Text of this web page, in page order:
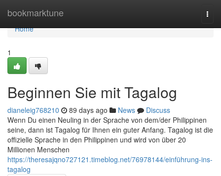
bookmarktune
Home
Home
1
Beginnen Sie mit Tagalog
dianeleig768210 89 days ago News
Discuss
Wenn Du einen Neuling in der Sprache von dem/der Philippinen
seine, dann ist Tagalog für Ihnen ein guter Anfang. Tagalog ist die
offizielle Sprache in den Philippinen und wird von über 20
Millionen Menschen
https://theresajqno727121.timeblog.net/76978144/einführung-ins-
tagalog